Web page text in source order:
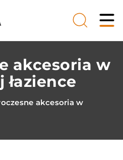
akcesoria w
akcesoria w